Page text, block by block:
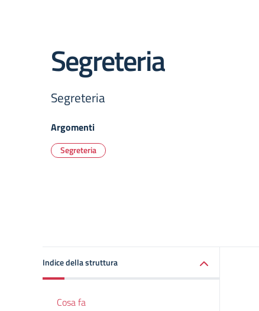
Segreteria
Segreteria
Argomenti
Segreteria
Indice della struttura
Cosa fa